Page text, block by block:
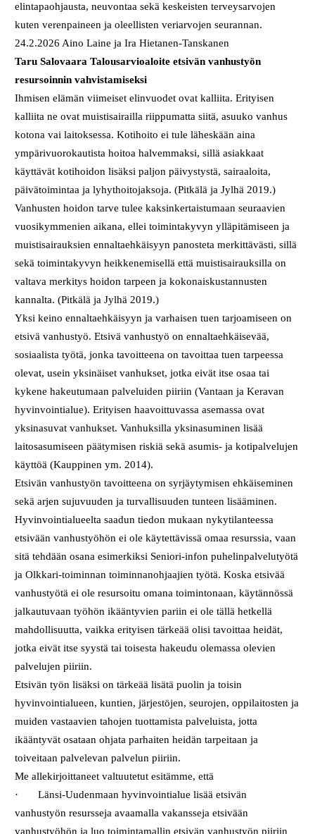
elintapaohjausta, neuvontaa sekä keskeisten terveysarvojen
kuten verenpaineen ja oleellisten veriarvojen seurannan.
24.2.2026 Aino Laine ja Ira Hietanen-Tanskanen
Taru Salovaara Talousarvioaloite etsivän vanhustyön
resursoinnin vahvistamiseksi
Ihmisen elämän viimeiset elinvuodet ovat kalliita. Erityisen
kalliita ne ovat muistisairailla riippumatta siitä, asuuko vanhus
kotona vai laitoksessa. Kotihoito ei tule läheskään aina
ympärivuorokautista hoitoa halvemmaksi, sillä asiakkaat
käyttävät kotihoidon lisäksi paljon päivystystä, sairaaloita,
päivätoimintaa ja lyhythoitojaksoja. (Pitkälä ja Jylhä 2019.)
Vanhusten hoidon tarve tulee kaksinkertaistumaan seuraavien
vuosikymmenien aikana, ellei toimintakyvyn ylläpitämiseen ja
muistisairauksien ennaltaehkäisyyn panosteta merkittävästi, sillä
sekä toimintakyvyn heikkenemisellä että muistisairauksilla on
valtava merkitys hoidon tarpeen ja kokonaiskustannusten
kannalta. (Pitkälä ja Jylhä 2019.)
Yksi keino ennaltaehkäisyyn ja varhaisen tuen tarjoamiseen on
etsivä vanhustyö. Etsivä vanhustyö on ennaltaehkäisevää,
sosiaalista työtä, jonka tavoitteena on tavoittaa tuen tarpeessa
olevat, usein yksinäiset vanhukset, jotka eivät itse osaa tai
kykene hakeutumaan palveluiden piiriin (Vantaan ja Keravan
hyvinvointialue). Erityisen haavoittuvassa asemassa ovat
yksinasuvat vanhukset. Vanhuksilla yksinasuminen lisää
laitosasumiseen päätymisen riskiä sekä asumis- ja kotipalvelujen
käyttöä (Kauppinen ym. 2014).
Etsivän vanhustyön tavoitteena on syrjäytymisen ehkäiseminen
sekä arjen sujuvuuden ja turvallisuuden tunteen lisääminen.
Hyvinvointialueelta saadun tiedon mukaan nykytilanteessa
etsivään vanhustyöhön ei ole käytettävissä omaa resurssia, vaan
sitä tehdään osana esimerkiksi Seniori-infon puhelinpalvelutyötä
ja Olkkari-toiminnan toiminnanohjaajien työtä. Koska etsivää
vanhustyötä ei ole resursoitu omana toimintonaan, käytännössä
jalkautuvaan työhön ikääntyvien pariin ei ole tällä hetkellä
mahdollisuutta, vaikka erityisen tärkeää olisi tavoittaa heidät,
jotka eivät itse syystä tai toisesta hakeudu olemassa olevien
palvelujen piiriin.
Etsivän työn lisäksi on tärkeää lisätä puolin ja toisin
hyvinvointialueen, kuntien, järjestöjen, seurojen, oppilaitosten ja
muiden vastaavien tahojen tuottamista palveluista, jotta
ikääntyvät osataan ohjata parhaiten heidän tarpeitaan ja
toiveitaan palvelevan palvelun piiriin.
Me allekirjoittaneet valtuutetut esitämme, että
· Länsi-Uudenmaan hyvinvointialue lisää etsivän
vanhustyön resursseja avaamalla vakansseja etsivään
vanhustyöhön ja luo toimintamallin etsivän vanhustyön piiriin